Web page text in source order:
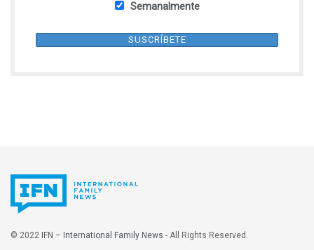
Semanalmente
© 2022 IFN – International Family News - All Rights Reserved.